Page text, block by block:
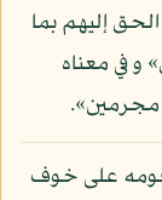
إليهم بما
في معناه
مجرمين».
قومه على خوف